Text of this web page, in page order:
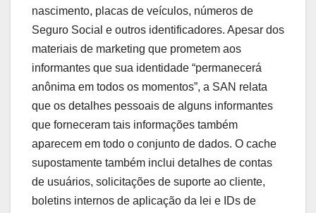
nascimento, placas de veículos, números de
Seguro Social e outros identificadores. Apesar dos
materiais de marketing que prometem aos
informantes que sua identidade “permanecerá
anônima em todos os momentos”, a SAN relata
que os detalhes pessoais de alguns informantes
que forneceram tais informações também
aparecem em todo o conjunto de dados. O cache
supostamente também inclui detalhes de contas
de usuários, solicitações de suporte ao cliente,
boletins internos de aplicação da lei e IDs de